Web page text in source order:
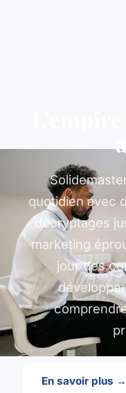
quotidien avec
décryptages
marketing
jour des
En savoir plus →